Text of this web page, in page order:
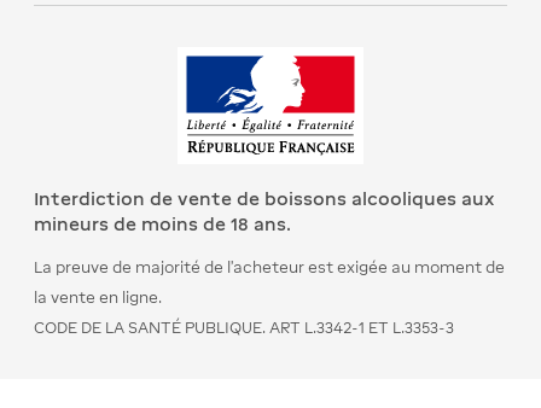
Interdiction de vente de boissons alcooliques aux
mineurs de moins de 18 ans.
La preuve de majorité de l’acheteur est exigée au moment de
la vente en ligne.
CODE DE LA SANTÉ PUBLIQUE. ART L.3342-1 ET L.3353-3